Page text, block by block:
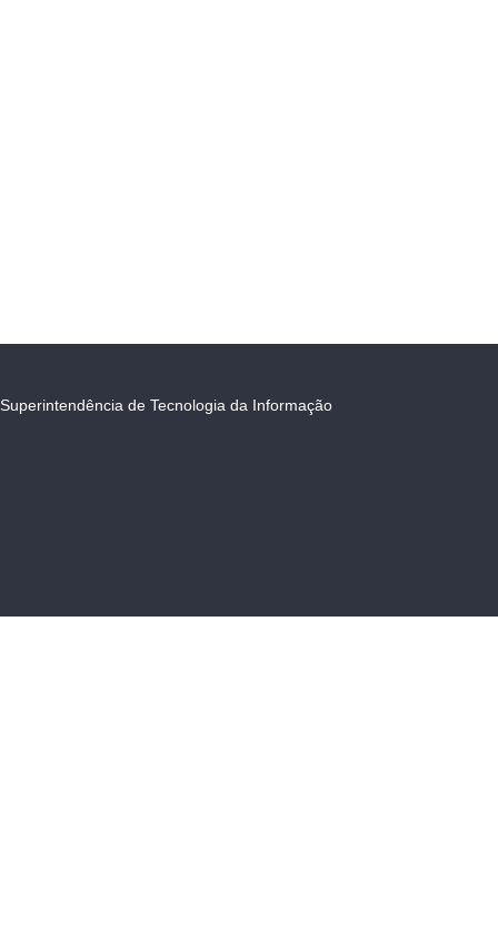
Superintendência de Tecnologia da Informação